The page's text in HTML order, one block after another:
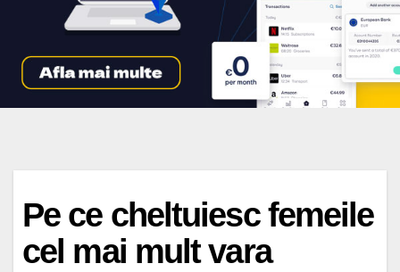
Pe ce cheltuiesc femeile
cel mai mult vara